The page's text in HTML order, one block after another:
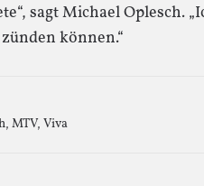
sagt Michael Oplesch.
können.“
, MTV, Viva